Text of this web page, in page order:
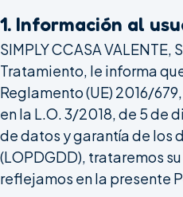
1. Información al
SIMPLY CCASA
Tratamiento, le informa
Reglamento (UE) 2016/
en la L.O. 3/2018, de 5 de
de datos y garantía de los
(LOPDGDD), trataremos
reflejamos en la presente